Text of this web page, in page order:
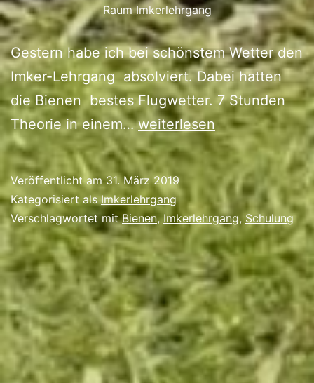
Raum Imkerlehrgang
Gestern habe ich bei schönstem Wetter den
Imker-Lehrgang absolviert. Dabei hatten
die Bienen bestes Flugwetter. 7 Stunden
Theorie in einem…Bienen
hatten
bestes
Flugwetter
–
ich
auf
dem
Imker-
Lehrgang
weiterlesen
Veröffentlicht am31. März 2019
Kategorisiert alsImkerlehrgang
Verschlagwortet mitBienen,Imkerlehrgang, Schulung